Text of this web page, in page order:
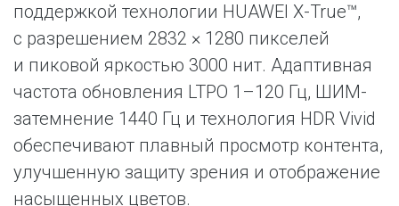
поддержкой технологии HUAWEI X-True™,
с разрешением 2832 × 1280 пикселей
и пиковой яркостью 3000 нит. Адаптивная
частота обновления LTPO 1–120 Гц, ШИМ-
затемнение 1440 Гц и технология HDR Vivid
обеспечивают плавный просмотр контента,
улучшенную защиту зрения и отображение
насыщенных цветов.